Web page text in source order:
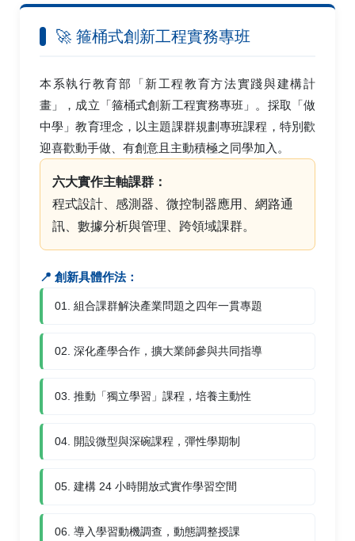
🚀 箍桶式創新工程實務專班
本系執行教育部「新工程教育方法實踐與建構計
畫」，成立「箍桶式創新工程實務專班」。採取「做
中學」教育理念，以主題課群規劃專班課程，特別歡
迎喜歡動手做、有創意且主動積極之同學加入。
六大實作主軸課群：
程式設計、感測器、微控制器應用、網路通
訊、數據分析與管理、跨領域課群。
📍 創新具體作法：
01. 組合課群解決產業問題之四年一貫專題
02. 深化產學合作，擴大業師參與共同指導
03. 推動「獨立學習」課程，培養主動性
04. 開設微型與深碗課程，彈性學期制
05. 建構 24 小時開放式實作學習空間
06. 導入學習動機調查，動態調整授課